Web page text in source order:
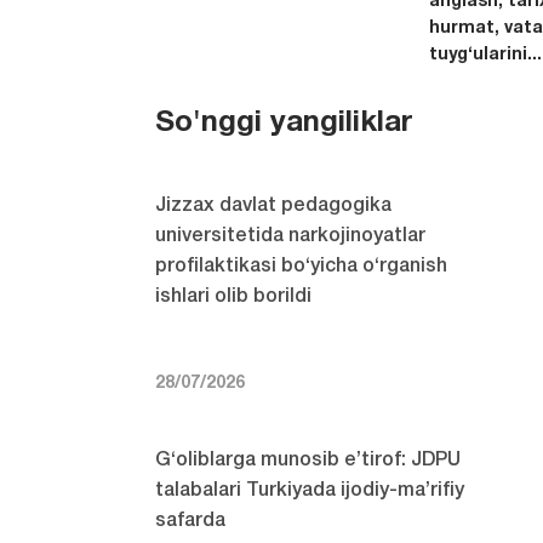
hurmat,
tuyg‘ularini...
So'nggi yangiliklar
Jizzax davlat pedagogika
universitetida narkojinoyatlar
profilaktikasi bo‘yicha o‘rganish
ishlari olib borildi
28/07/2026
G‘oliblarga munosib e’tirof: JDPU
talabalari Turkiyada ijodiy-ma’rifiy
safarda